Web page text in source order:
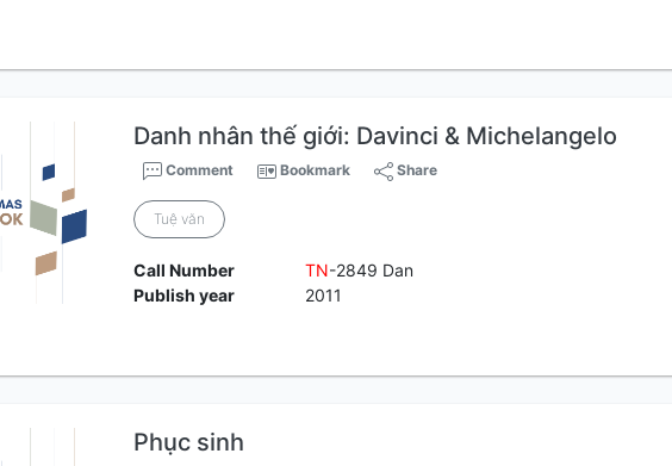
Danh nhân thế giới: Davinci & Michelangelo
Comment Bookmark Share
Tuệ văn
Call Number TN-2849 Dan
Publish year
2011
Phục sinh